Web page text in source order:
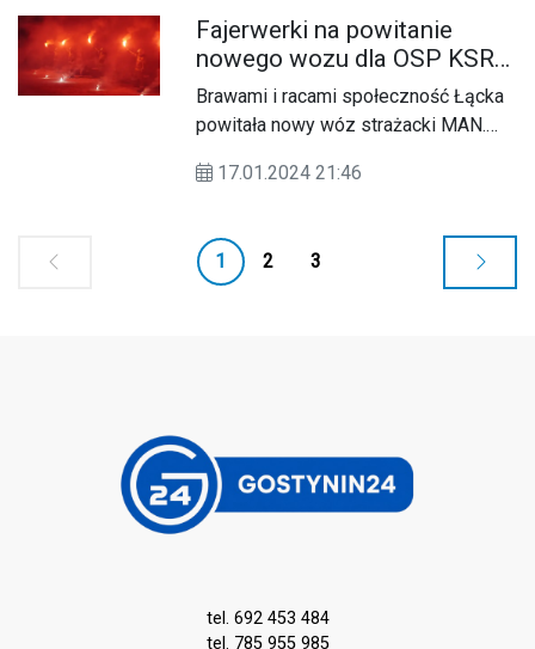
Fajerwerki na powitanie
nowego wozu dla OSP KSRG
Łąck [FOTO+VIDEO+AUDIO]
Brawami i racami społeczność Łącka
powitała nowy wóz strażacki MAN.
17.01.2024 21:46
1 2 3
tel. 692 453 484
tel. 785 955 985